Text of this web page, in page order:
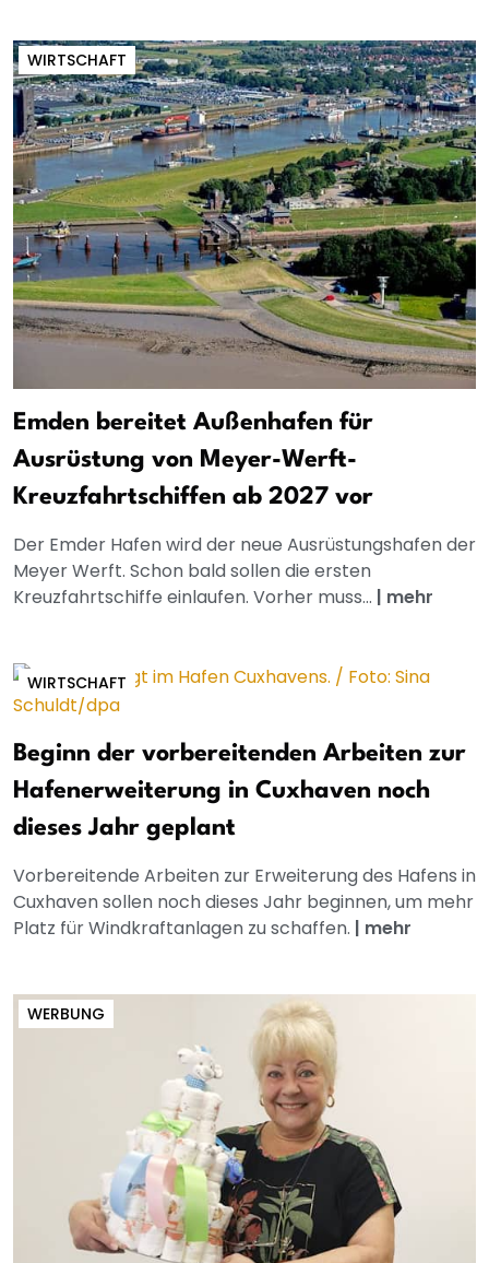
WIRTSCHAFT
Emden bereitet Außenhafen für
Ausrüstung von Meyer-Werft-
Kreuzfahrtschiffen ab 2027 vor
Der Emder Hafen wird der neue Ausrüstungshafen der
Meyer Werft. Schon bald sollen die ersten
Kreuzfahrtschiffe einlaufen. Vorher muss... | mehr
WIRTSCHAFT
Beginn der vorbereitenden Arbeiten zur
Hafenerweiterung in Cuxhaven noch
dieses Jahr geplant
Vorbereitende Arbeiten zur Erweiterung des Hafens in
Cuxhaven sollen noch dieses Jahr beginnen, um mehr
Platz für Windkraftanlagen zu schaffen. | mehr
WERBUNG